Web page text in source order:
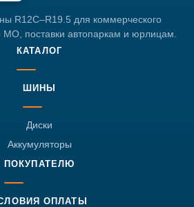
R12C–R19.5 для коммерческого
МО, поставки автопаркам и юрлицам.
КАТАЛОГ
ШИНЫ
Диски
Аккумуляторы
ПОКУПАТЕЛЮ
ОПЛАТЫ